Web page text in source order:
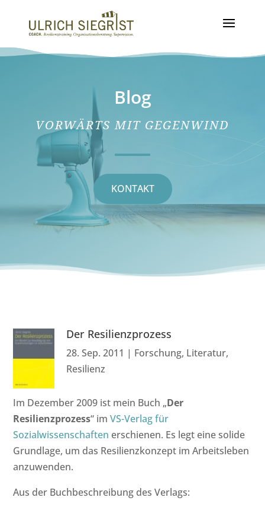
Blog
VORWÄRTS MIT GEGENWIND
KONTAKT
Der Resilienzprozess
28. Sep. 2011 | Forschung, Literatur,
Resilienz
Im Dezember 2009 ist mein Buch „Der
Resilienzprozess“ imVS-Verlag für
Sozialwissenschaften erschienen. Es legt eine solide
Grundlage, um das Resilienzkonzept im Arbeitsleben
anzuwenden.
Aus der Buchbeschreibung des Verlags: